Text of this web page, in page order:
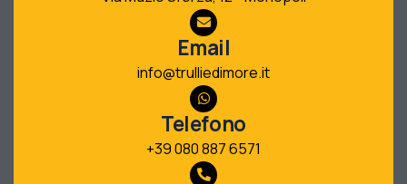
Email
info@trulliedimore.it
Telefono
+39 080 887 6571